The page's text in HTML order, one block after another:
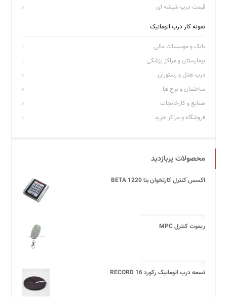
قیمت درب شیشه ای
نمونه کار درب اتوماتیک
بانک و موسسات مالی
بیمارستان و مراکز پزشکی
درب هتل و رستوران
ساختمان و برج ها
صنایع و کارخانجات
فروشگاه و مراکز خرید
محصولات پربازدید
اکسس کنترل کارتخوان بتا BETA 1220
ریموت کنترل MPC
تسمه درب اتوماتیک رکورد 16 RECORD